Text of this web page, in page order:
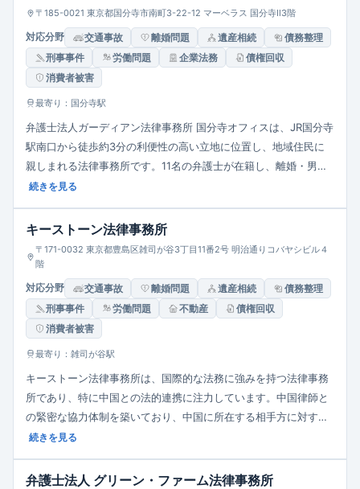
〒185-0021 東京都国分寺市南町3-22-12 マーベラス 国分寺Ⅱ3階
対応分野 交通事故 離婚問題 遺産相続
債務整理
刑事事件
労働問題 企業法務
債権回収
消費者被害
最寄り：国分寺駅
弁護士法人ガーディアン法律事務所 国分寺オフィスは、JR国分寺
駅南口から徒歩約3分の利便性の高い立地に位置し、地域住民に
親しまれる法律事務所です。11名の弁護士が在籍し、離婚・男女
問題、相続、債務整理、交通事故、労働問題、企業法務など幅広
える相談実績があり、迅速な対応と依頼者の状況に応じた柔軟な
サポートを提供しています。初回相談は1時間無料で、平日夜間や
土日祝日の相談にも対応し、女性弁護士の在籍やプライバシーへ
の配慮も特徴です。
続きを見る
キーストーン法律事務所
〒171-0032 東京都豊島区雑司が谷3丁目11番2号 明治通りコバヤシビル４
階
対応分野 交通事故 離婚問題 遺産相続
債務整理
刑事事件
労働問題 不動産
債権回収
消費者被害
最寄り：雑司が谷駅
キーストーン法律事務所は、国際的な法務に強みを持つ法律事務
所であり、特に中国との法的連携に注力しています。中国律師と
の緊密な協力体制を築いており、中国に所在する相手方に対する
債権回収や紛争解決において、適切な中国法院での手続を迅速に
続きを見る
弁護士法人 グリーン・ファーム法律事務所